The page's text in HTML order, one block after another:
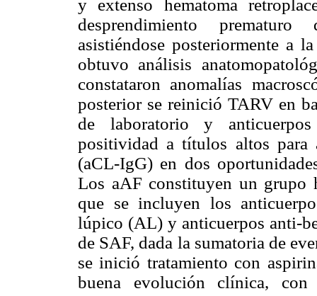
y extenso hematoma
desprendimiento
asistiéndose posteriormente a
obtuvo análisis
constataron anomalías
posterior se reinició TARV en
de laboratorio y
positividad a títulos altos para
(aCL-IgG) en dos
Los aAF constituyen un grupo
que se incluyen los
lúpico (AL) y anticuerpos anti-
de SAF, dada la sumatoria de
se inició tratamiento con
buena evolución clínica, con